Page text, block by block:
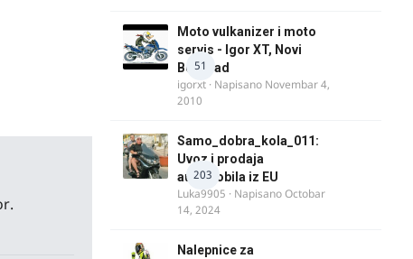
51
Moto vulkanizer i moto
servis - Igor XT, Novi
Beograd
igorxt · Napisano Novembar 4,
2010
203
Samo_dobra_kola_011:
Uvoz i prodaja
automobila iz EU
Luka9905 · NapisanoOctobar
14, 2024
Nalepnice za